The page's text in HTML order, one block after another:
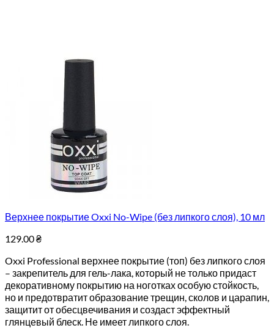
Верхнее покрытие Oxxi No-Wipe (без липкого слоя), 10 мл
129.00₴
Oxxi Professional верхнее покрытие (топ) без липкого слоя
– закрепитель для гель-лака, который не только придаст
декоративному покрытию на ноготках особую стойкость,
но и предотвратит образование трещин, сколов и царапин,
защитит от обесцвечивания и создаст эффектный
глянцевый блеск. Не имеет липкого слоя.